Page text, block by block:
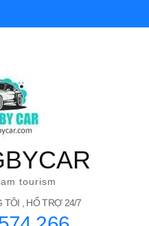
tourism
TÔI , HỔ TRỢ 24/7